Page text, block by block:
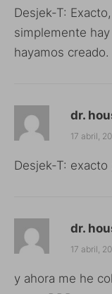
Desjek-T:
simplemente
hayamos creado.
dr.
17 abril,
Desjek-T: exacto
dr.
17 abril,
y ahora me he